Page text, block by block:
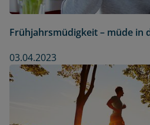
Frühjahrsmüdigkeit – müde in
03.04.2023